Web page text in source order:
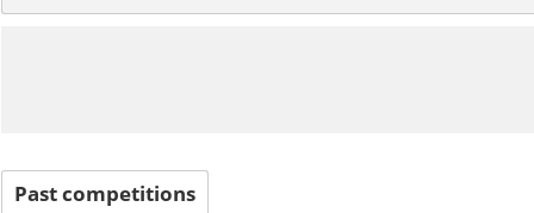
Past competitions